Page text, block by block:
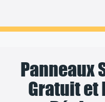
Panneaux
Gratuit et